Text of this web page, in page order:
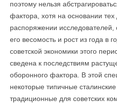
поэтому нельзя
фактора, хотя на основа­нии
распоряжении исследователей,
его весомость и рост из года в
советской экономики этого
сведена к последствиям
оборонного фактора. В этой
некоторые типичные
традиционные для советских